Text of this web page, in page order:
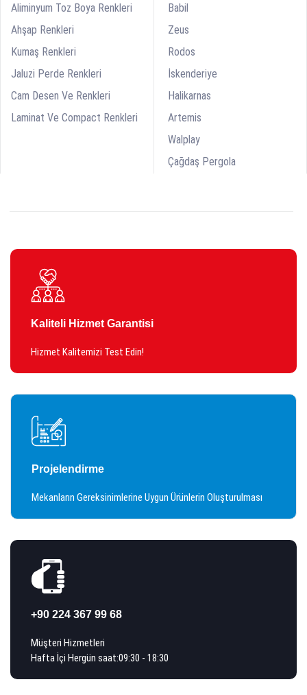
Aliminyum Toz Boya Renkleri
Ahşap Renkleri
Kumaş Renkleri
Jaluzi Perde Renkleri
Cam Desen Ve Renkleri
Laminat Ve Compact Renkleri
Babil
Zeus
Rodos
İskenderiye
Halikarnas
Artemis
Walplay
Çağdaş Pergola
Kaliteli Hizmet Garantisi
Hizmet Kalitemizi Test Edin!
Projelendirme
Mekanların Gereksinimlerine Uygun Ürünlerin Oluşturulması
+90 224 367 99 68
Müşteri Hizmetleri
Hafta İçi Hergün saat:09:30 - 18:30